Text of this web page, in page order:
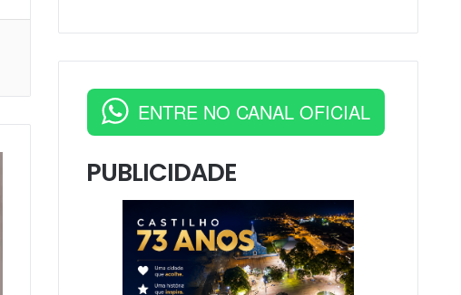
ENTRE NO CANAL OFICIAL
PUBLICIDADE